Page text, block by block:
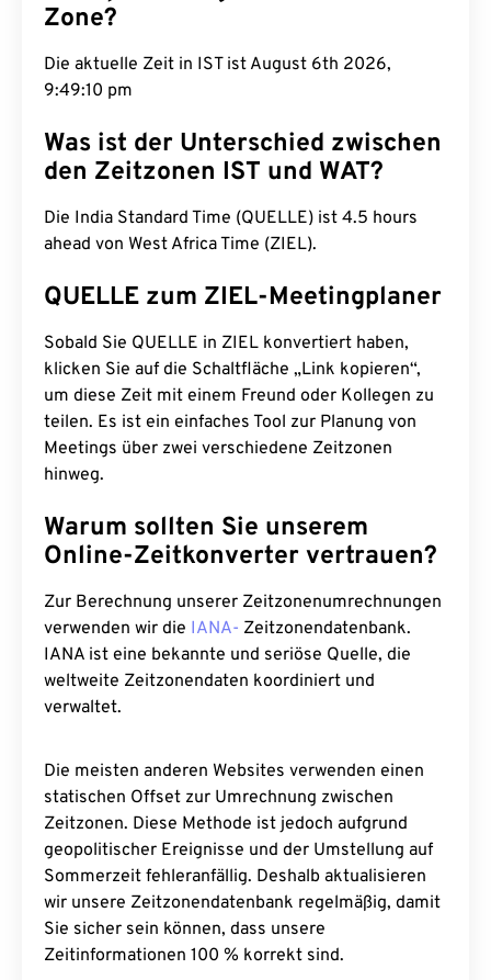
Zone?
Die aktuelle Zeit in IST ist August 6th 2026,
9:49:11 pm
Was ist der Unterschied zwischen
den Zeitzonen IST und WAT?
Die India Standard Time (QUELLE) ist 4.5 hours
ahead von West Africa Time (ZIEL).
QUELLE zum ZIEL-Meetingplaner
Sobald Sie QUELLE in ZIEL konvertiert haben,
klicken Sie auf die Schaltfläche „Link kopieren“,
um diese Zeit mit einem Freund oder Kollegen zu
teilen. Es ist ein einfaches Tool zur Planung von
Meetings über zwei verschiedene Zeitzonen
hinweg.
Warum sollten Sie unserem
Online-Zeitkonverter vertrauen?
Zur Berechnung unserer Zeitzonenumrechnungen
verwenden wir die IANA- Zeitzonendatenbank.
IANA ist eine bekannte und seriöse Quelle, die
weltweite Zeitzonendaten koordiniert und
verwaltet.
Die meisten anderen Websites verwenden einen
statischen Offset zur Umrechnung zwischen
Zeitzonen. Diese Methode ist jedoch aufgrund
geopolitischer Ereignisse und der Umstellung auf
Sommerzeit fehleranfällig. Deshalb aktualisieren
wir unsere Zeitzonendatenbank regelmäßig, damit
Sie sicher sein können, dass unsere
Zeitinformationen 100 % korrekt sind.